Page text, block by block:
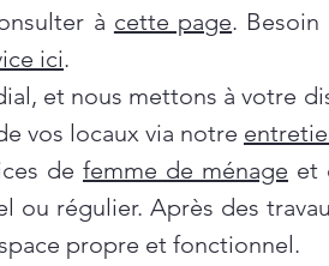
à cette page.
ici.
et nous mettons à votre
vos locaux via notre
de femme de ménage et
régulier. Après des
propre et fonctionnel.